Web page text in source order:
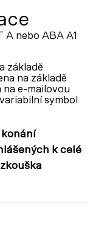
nebo ABA A1
základě
na základě
na e-mailovou
symbol
k celé